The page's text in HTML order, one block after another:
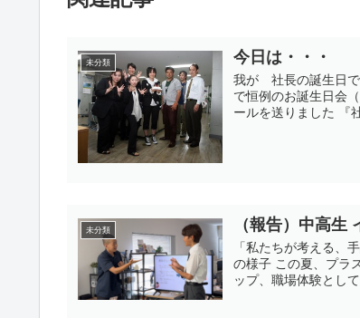
未分類 今日は・・・
我が 社長の誕生日
で恒例のお誕生日会
ールを送りました
未分類 （報告）中高生
「私たちが考える、
の様子 この夏、プラ
ップ、職場体験とし